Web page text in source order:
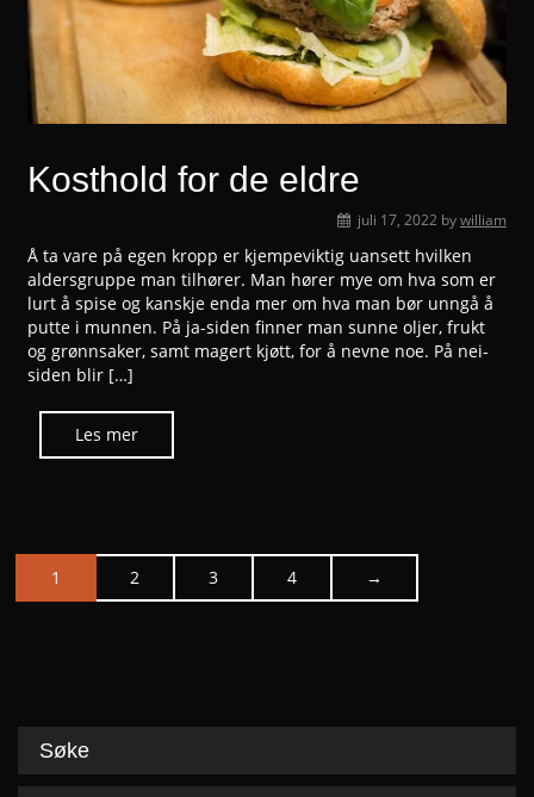
Kosthold for de eldre
juli 17, 2022bywilliam
Å ta vare på egen kropp er kjempeviktig uansett hvilken
aldersgruppe man tilhører. Man hører mye om hva som er
lurt å spise og kanskje enda mer om hva man bør unngå å
putte i munnen. På ja-siden finner man sunne oljer, frukt
og grønnsaker, samt magert kjøtt, for å nevne noe. På nei-
siden blir […]
1 2 3 4 →
Søke